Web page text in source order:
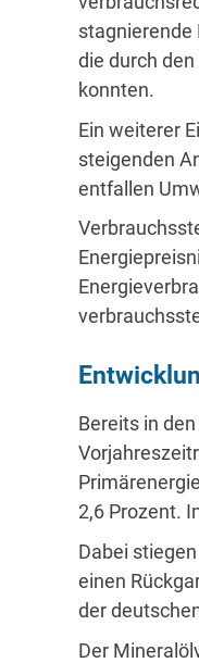
stagnierende
die durch
konnten.
Ein weiterer
steigenden
entfallen
Bereits in
2,6 Prozent.
Dabei
einen
der
Der